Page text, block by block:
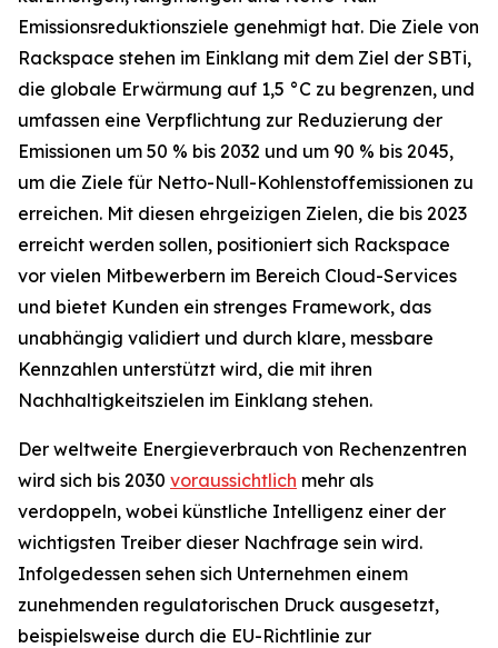
Emissionsreduktionsziele genehmigt hat. Die Ziele von
Rackspace stehen im Einklang mit dem Ziel der SBTi,
die globale Erwärmung auf 1,5 °C zu begrenzen, und
umfassen eine Verpflichtung zur Reduzierung der
Emissionen um 50 % bis 2032 und um 90 % bis 2045,
um die Ziele für Netto-Null-Kohlenstoffemissionen zu
erreichen. Mit diesen ehrgeizigen Zielen, die bis 2023
erreicht werden sollen, positioniert sich Rackspace
vor vielen Mitbewerbern im Bereich Cloud-Services
und bietet Kunden ein strenges Framework, das
unabhängig validiert und durch klare, messbare
Kennzahlen unterstützt wird, die mit ihren
Nachhaltigkeitszielen im Einklang stehen.
Der weltweite Energieverbrauch von Rechenzentren
wird sich bis 2030 voraussichtlich mehr als
verdoppeln, wobei künstliche Intelligenz einer der
wichtigsten Treiber dieser Nachfrage sein wird.
Infolgedessen sehen sich Unternehmen einem
zunehmenden regulatorischen Druck ausgesetzt,
beispielsweise durch die EU-Richtlinie zur